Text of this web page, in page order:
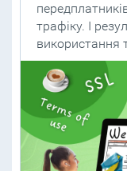
трафіку. І
використання